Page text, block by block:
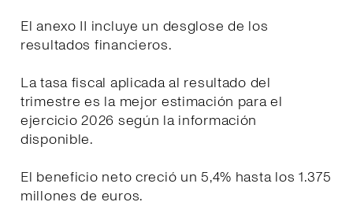
El anexo II incluye un desglose de los
resultados financieros.
La tasa fiscal aplicada al resultado del
trimestre es la mejor estimación para el
ejercicio 2026 según la información
disponible.
El beneficio neto creció un 5,4% hasta los 1.375
millones de euros.